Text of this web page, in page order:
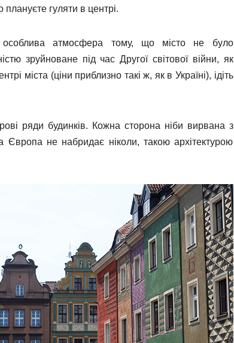
плануєте гуляти в центрі.
особлива атмосфера тому, що місто не було
зруйноване під час Другої світової війни, як
міста (ціни приблизно такі ж, як в Україні), ідіть
ряди будинків. Кожна сторона ніби вирвана з
не набридає ніколи, такою архітектурою